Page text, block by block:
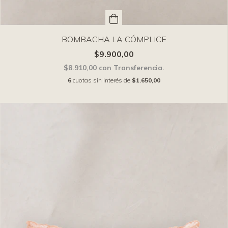
BOMBACHA LA CÓMPLICE
$9.900,00
$8.910,00 con Transferencia.
6 cuotas sin interés de $1.650,00